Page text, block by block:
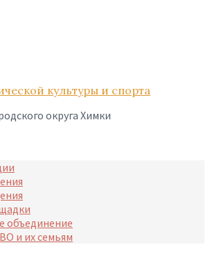
культуры и спорта
округа Химки
объединение
и их семьям